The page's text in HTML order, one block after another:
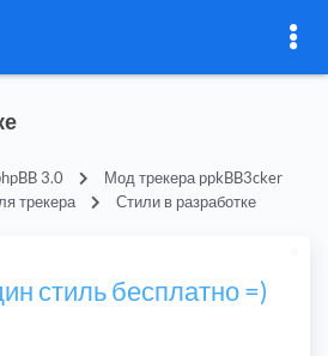
3.0
Мод трекера ppkBB3cker
трекера
Стили в разработке
стиль бесплатно =)